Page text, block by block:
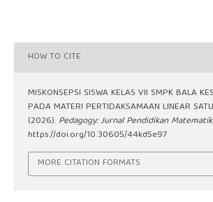
HOW TO CITE
MISKONSEPSI SISWA KELAS VII SMPK BALA
PADA MATERI PERTIDAKSAMAAN LINEAR
(2026). Pedagogy: Jurnal Pendidikan
https://doi.org/10.30605/44kd5e97
MORE CITATION FORMATS